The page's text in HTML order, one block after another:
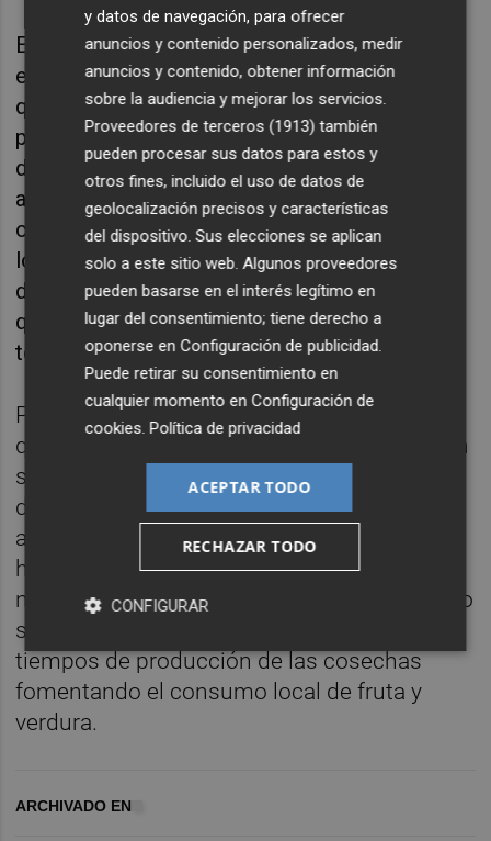
Expondrán sus ruegos, que pasan por el
establecimiento de menos burocracia, una
que está coartando el potencial y las
posibilidades del sector. Todos destacan que
de no cambiar la situación la realidad de la
agricultura puede ser alterada tal y como la
conocemos. En los tiempos que corren, en
los que hay una gran influencia de
determinados lobbys, la criminalización a la
que la están sometiendo es otro escollo a
tener en cuenta.
Por otro lado, una sociedad acostumbrada a
que los lineales de los supermercados estén
siempre llenos, produce un profundo
desconocimiento de los problemas que
atraviesa el mundo agrícola. Estamos tan
habituados a tener de todo, que hemos
normalizado el consumo de producto que no
son de temporada, en lugar de respetar los
tiempos de producción de las cosechas
fomentando el consumo local de fruta y
verdura.
ARCHIVADO EN
y datos de navegación, para ofrecer
anuncios y contenido personalizados, medir
anuncios y contenido, obtener información
sobre la audiencia y mejorar los servicios.
Proveedores de terceros (1913) también
pueden procesar sus datos para estos y
otros fines, incluido el uso de datos de
geolocalización precisos y características
del dispositivo. Sus elecciones se aplican
solo a este sitio web. Algunos proveedores
pueden basarse en el interés legítimo en
lugar del consentimiento; tiene derecho a
oponerse enConfiguración de publicidad
Puede retirar su consentimiento en
cualquier momento enConfiguración de
cookies .Política de privacidad
ACEPTAR TODO
RECHAZAR TODO
CONFIGURAR